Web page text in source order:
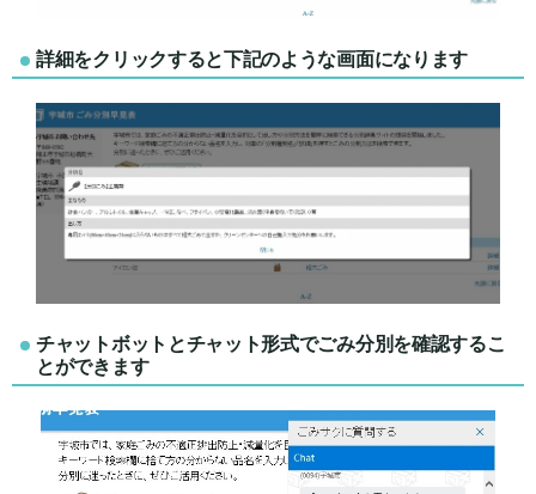
詳細をクリックすると下記のような画面になります
チャットボットとチャット形式でごみ分別を確認するこ
とができます